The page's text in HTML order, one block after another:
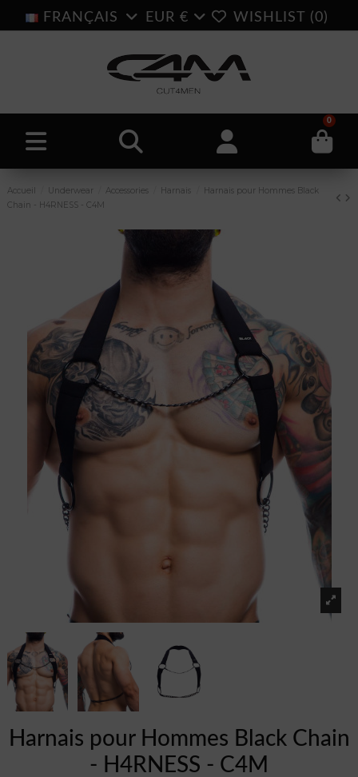
FRANÇAIS EUR € WISHLIST (0)
0
Accueil Underwear Accessories Harnais
Harnais pour Hommes Black
Chain - H4RNESS - C4M
Harnais pour Hommes Black Chain
- H4RNESS - C4M